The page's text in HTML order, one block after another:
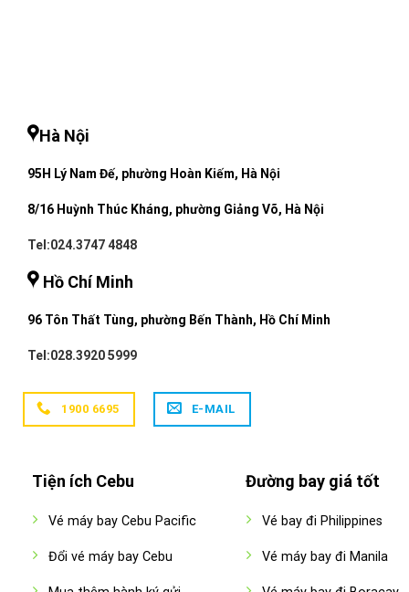
Hà Nội
95H Lý Nam Đế, phường Hoàn Kiếm, Hà Nội
8/16 Huỳnh Thúc Kháng, phường Giảng Võ, Hà Nội
Tel:024.3747 4848
Hồ Chí Minh
96 Tôn Thất Tùng, phường Bến Thành, Hồ Chí Minh
Tel:028.3920 5999
1900 6695 E-MAIL
Tiện ích Cebu
Vé máy bay Cebu Pacific
Đổi vé máy bay Cebu
Đường bay giá tốt
Vé bay đi Philippines
Vé máy bay đi Manila